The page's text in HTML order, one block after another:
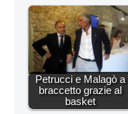
Petrucci e Malagò a
braccetto grazie al
basket